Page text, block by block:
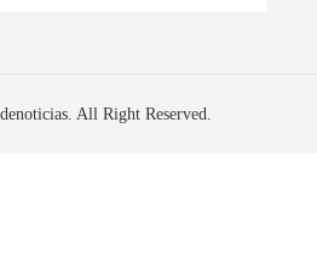
All Right Reserved.